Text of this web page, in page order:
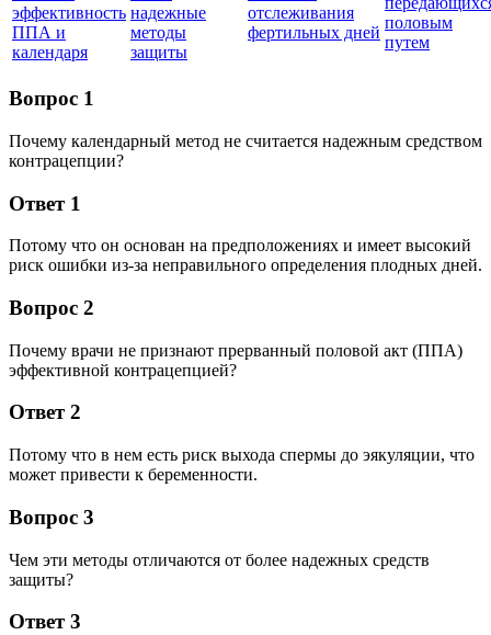
эффективность
ППА и
календаря
надежные
методы
защиты
отслеживания
фертильных дней
половым
путем
Вопрос 1
Почему календарный метод не считается надежным средством
контрацепции?
Ответ 1
Потому что он основан на предположениях и имеет высокий
риск ошибки из-за неправильного определения плодных дней.
Вопрос 2
Почему врачи не признают прерванный половой акт (ППА)
эффективной контрацепцией?
Ответ 2
Потому что в нем есть риск выхода спермы до эякуляции, что
может привести к беременности.
Вопрос 3
Чем эти методы отличаются от более надежных средств
защиты?
Ответ 3